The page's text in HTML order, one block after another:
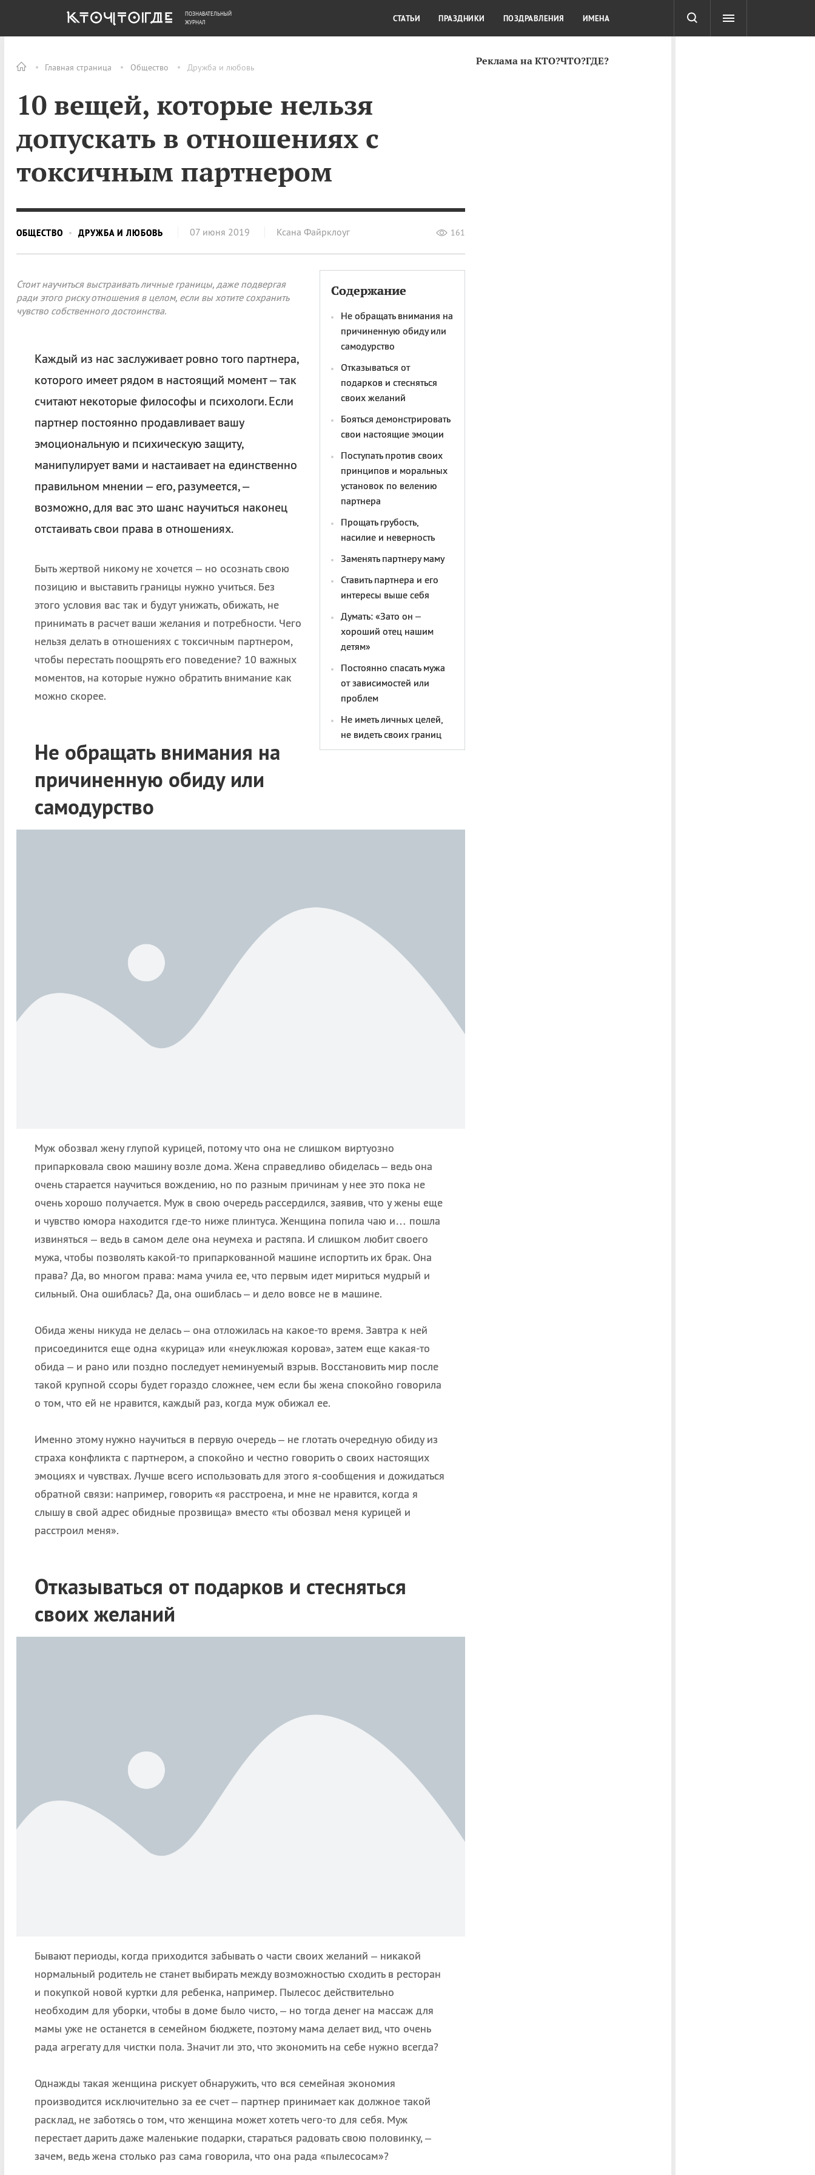
Главная страница Общество Дружба и любовь
10 вещей, которые нельзя
допускать в отношениях с
токсичным партнером
ОБЩЕСТВО ДРУЖБА И ЛЮБОВЬ 07 июня 2019 Ксана Файрклоуг 161
Содержание
Не обращать внимания на
причиненную обиду или
самодурство
Отказываться от
подарков и стесняться
своих желаний
Бояться демонстрировать
свои настоящие эмоции
Поступать против своих
принципов и моральных
установок по велению
партнера
Прощать грубость,
насилие и неверность
Заменять партнеру маму
Ставить партнера и его
интересы выше себя
Думать: «Зато он –
хороший отец нашим
детям»
Постоянно спасать мужа
от зависимостей или
проблем
Не иметь личных целей,
не видеть своих границ
Стоит научиться выстраивать личные границы, даже подвергая
ради этого риску отношения в целом, если вы хотите сохранить
чувство собственного достоинства.
Каждый из нас заслуживает ровно того партнера,
которого имеет рядом в настоящий момент – так
считают некоторые философы и психологи. Если
партнер постоянно продавливает вашу
эмоциональную и психическую защиту,
манипулирует вами и настаивает на единственно
правильном мнении – его, разумеется, –
возможно, для вас это шанс научиться наконец
отстаивать свои права в отношениях.
Быть жертвой никому не хочется – но осознать свою
позицию и выставить границы нужно учиться. Без
этого условия вас так и будут унижать, обижать, не
принимать в расчет ваши желания и потребности. Чего
нельзя делать в отношениях с токсичным партнером,
чтобы перестать поощрять его поведение? 10 важных
моментов, на которые нужно обратить внимание как
можно скорее.
Не обращать внимания на
причиненную обиду или
самодурство
Муж обозвал жену глупой курицей, потому что она не слишком виртуозно
припарковала свою машину возле дома. Жена справедливо обиделась – ведь она
очень старается научиться вождению, но по разным причинам у нее это пока не
очень хорошо получается. Муж в свою очередь рассердился, заявив, что у жены еще
и чувство юмора находится где-то ниже плинтуса. Женщина попила чаю и… пошла
извиняться – ведь в самом деле она неумеха и растяпа. И слишком любит своего
мужа, чтобы позволять какой-то припаркованной машине испортить их брак. Она
права? Да, во многом права: мама учила ее, что первым идет мириться мудрый и
сильный. Она ошиблась? Да, она ошиблась – и дело вовсе не в машине.
Обида жены никуда не делась – она отложилась на какое-то время. Завтра к ней
присоединится еще одна «курица» или «неуклюжая корова», затем еще какая-то
обида – и рано или поздно последует неминуемый взрыв. Восстановить мир после
такой крупной ссоры будет гораздо сложнее, чем если бы жена спокойно говорила
о том, что ей не нравится, каждый раз, когда муж обижал ее.
Именно этому нужно научиться в первую очередь – не глотать очередную обиду из
страха конфликта с партнером, а спокойно и честно говорить о своих настоящих
эмоциях и чувствах. Лучше всего использовать для этого я-сообщения и дожидаться
обратной связи: например, говорить «я расстроена, и мне не нравится, когда я
слышу в свой адрес обидные прозвища» вместо «ты обозвал меня курицей и
расстроил меня».
Отказываться от подарков и стесняться
своих желаний
Бывают периоды, когда приходится забывать о части своих желаний – никакой
нормальный родитель не станет выбирать между возможностью сходить в ресторан
и покупкой новой куртки для ребенка, например. Пылесос действительно
необходим для уборки, чтобы в доме было чисто, – но тогда денег на массаж для
мамы уже не останется в семейном бюджете, поэтому мама делает вид, что очень
рада агрегату для чистки пола. Значит ли это, что экономить на себе нужно всегда?
Однажды такая женщина рискует обнаружить, что вся семейная экономия
производится исключительно за ее счет – партнер принимает как должное такой
расклад, не заботясь о том, что женщина может хотеть чего-то для себя. Муж
перестает дарить даже маленькие подарки, стараться радовать свою половинку, –
зачем, ведь жена столько раз сама говорила, что она рада «пылесосам»?
Реклама на КТО?ЧТО?ГДЕ?
ОБЩЕСТВО ДЕНЬГИ КУЛЬТУРА КРАСОТА ТЕСТЫ
ПОЗНАВАТЕЛЬНЫЙ
ЖУРНАЛ
СТАТЬИ ПРАЗДНИКИ ПОЗДРАВЛЕНИЯ ИМЕНА